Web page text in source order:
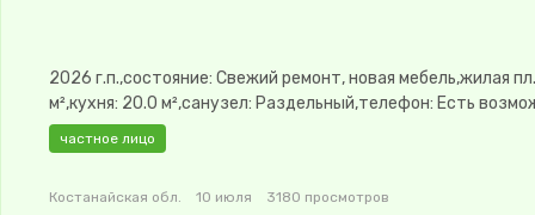
2026 г.п.,состояние: Свежий ремонт, новая мебель,жилая
м²,кухня: 20.0 м²,санузел: Раздельный,телефон: Есть
подключения,интернет: ADSL,Частично
меблирована,паркинг: Рядом охраняемая
кухня,Новая сантехника,Счётчики,Тихий двор
частное лицо
Костанайская обл. 10 июля 3180 просмотров